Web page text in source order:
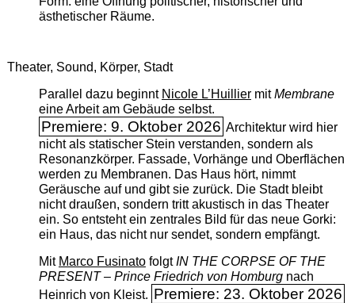
ästhetischer Räume.
Theater, Sound, Körper, Stadt
Parallel dazu beginnt Nicole L’Huilliermit ­Membrane
eine Arbeit am Gebäude selbst.
Premiere: 9. Oktober 2026 Architektur wird hier
nicht als statischer Stein verstanden, sondern als
Resonanzkörper. Fassade, Vorhänge und Oberflächen
werden zu Membranen. Das Haus hört, nimmt
Geräusche auf und gibt sie zurück. Die Stadt bleibt
nicht draußen, sondern tritt akustisch in das Theater
ein. So entsteht ein zentrales Bild für das neue Gorki:
ein Haus, das nicht nur sendet, sondern empfängt.
Mit Marco FusinatofolgtIN THE CORPSE OF THE
PRESENT – Prince Friedrich von Homburgnach
Heinrich von Kleist. Premiere: 23. Oktober 2026